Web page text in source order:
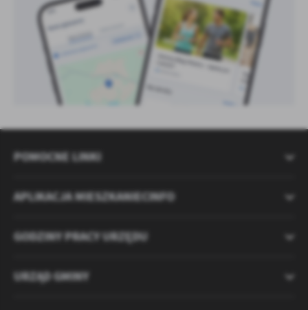
POMOCNE LINKI
APLIKACJA MIESZKANIECINFO
GODZINY PRACY URZĘDU
URZĄD GMINY